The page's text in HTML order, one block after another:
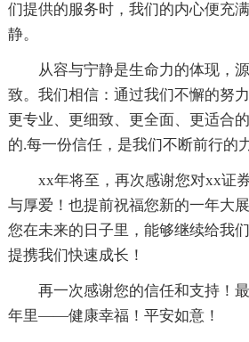
们提供的服务时，我们的内心便充
静。
从容与宁静是生命力的体现，
致。我们相信：通过我们不懈的努
更专业、更细致、更全面、更适合
的.每一份信任，是我们不断前行的
xx年将至，再次感谢您对xx证
与厚爱！也提前祝福您新的一年大
您在未来的日子里，能够继续给我
提携我们快速成长！
再一次感谢您的信任和支持！
年里——健康幸福！平安如意！